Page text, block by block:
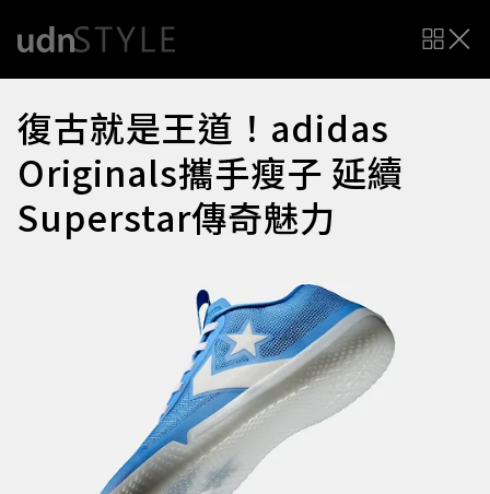
復古就是王道！adidas
Originals攜手瘦子 延續
Superstar傳奇魅力